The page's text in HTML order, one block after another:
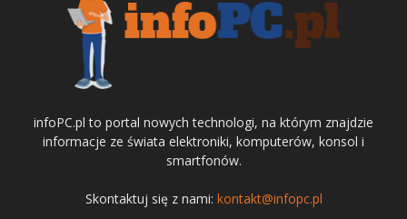
infoPC.pl to portal nowych technologi, na którym znajdzie
informacje ze świata elektroniki, komputerów, konsol i
smartfonów.
Skontaktuj się z nami: kontakt@infopc.pl